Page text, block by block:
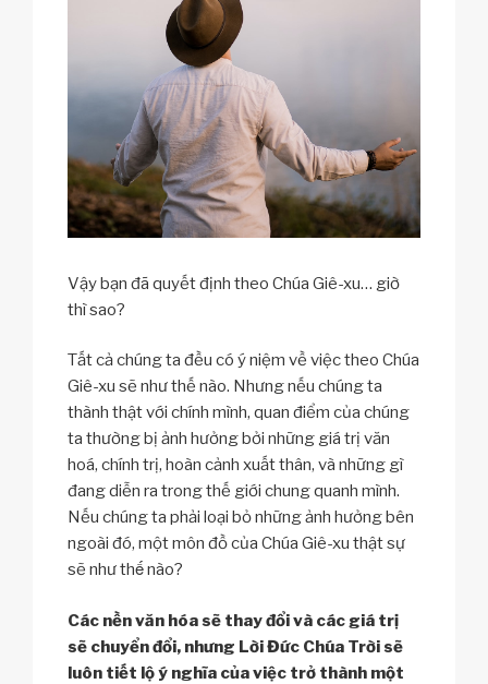
Vậy bạn đã quyết định theo Chúa Giê-xu… giờ
thì sao?
Tất cả chúng ta đều có ý niệm về việc theo Chúa
Giê-xu sẽ như thế nào. Nhưng nếu chúng ta
thành thật với chính mình, quan điểm của chúng
ta thường bị ảnh hưởng bởi những giá trị văn
hoá, chính trị, hoàn cảnh xuất thân, và những gì
đang diễn ra trong thế giới chung quanh mình.
Nếu chúng ta phải loại bỏ những ảnh hưởng bên
ngoài đó, một môn đồ của Chúa Giê-xu thật sự
sẽ như thế nào?
Các nền văn hóa sẽ thay đổi và các giá trị
sẽ chuyển đổi, nhưng Lời Đức Chúa Trời sẽ
luôn tiết lộ ý nghĩa của việc trở thành một